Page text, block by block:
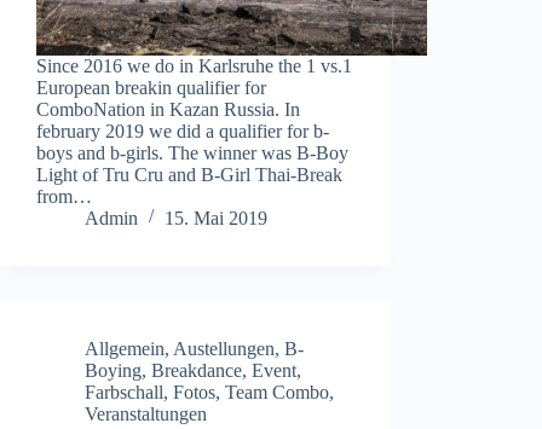
Since 2016 we do in Karlsruhe the 1 vs.1
European breakin qualifier for
ComboNation in Kazan Russia. In
february 2019 we did a qualifier for b-
boys and b-girls. The winner was B-Boy
Light of Tru Cru and B-Girl Thai-Break
from…
Admin
15. Mai 2019
Allgemein, Austellungen, B-
Boying, Breakdance, Event,
Farbschall, Fotos, Team Combo,
Veranstaltungen